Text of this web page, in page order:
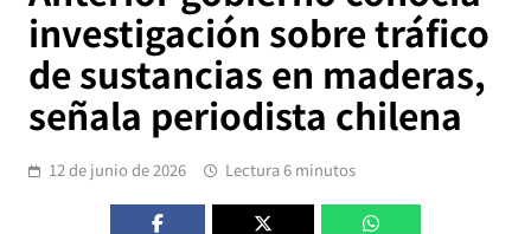
investigación sobre tráfico
de sustancias en maderas,
señala periodista chilena
12 de junio de 2026 Lectura 6 minutos